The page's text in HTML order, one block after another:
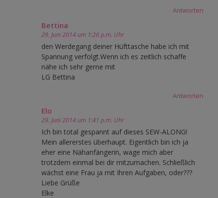
Antworten
Bettina
29. Juni 2014 um 1:26 p.m. Uhr
den Werdegang deiner Hüfttasche habe ich mit
Spannung verfolgt.Wenn ich es zeitlich schaffe
nähe ich sehr gerne mit
LG Bettina
Antworten
Elo
29. Juni 2014 um 1:41 p.m. Uhr
Ich bin total gespannt auf dieses SEW-ALONG!
Mein allererstes überhaupt. Eigentlich bin ich ja
eher eine Nähanfängerin, wage mich aber
trotzdem einmal bei dir mitzumachen. Schließlich
wächst eine Frau ja mit Ihren Aufgaben, oder???
Liebe Grüße
Elke